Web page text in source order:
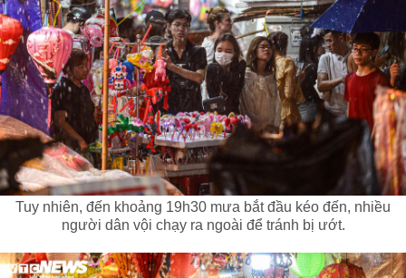
Tuy nhiên, đến khoảng 19h30 mưa bắt đầu kéo đến, nhiều
người dân vội chạy ra ngoài để tránh bị ướt.